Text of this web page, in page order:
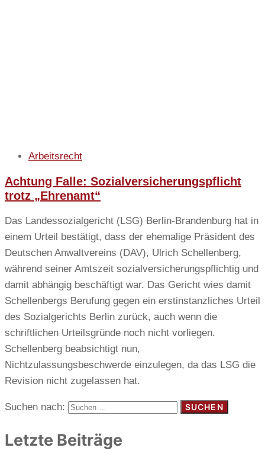
Arbeitsrecht
Achtung Falle: Sozialversicherungspflicht
trotz „Ehrenamt“
Das Landessozialgericht (LSG) Berlin-Brandenburg hat in
einem Urteil bestätigt, dass der ehemalige Präsident des
Deutschen Anwaltvereins (DAV), Ulrich Schellenberg,
während seiner Amtszeit sozialversicherungspflichtig und
damit abhängig beschäftigt war. Das Gericht wies damit
Schellenbergs Berufung gegen ein erstinstanzliches Urteil
des Sozialgerichts Berlin zurück, auch wenn die
schriftlichen Urteilsgründe noch nicht vorliegen.
Schellenberg beabsichtigt nun,
Nichtzulassungsbeschwerde einzulegen, da das LSG die
Revision nicht zugelassen hat.
Suchen nach:
Letzte Beiträge